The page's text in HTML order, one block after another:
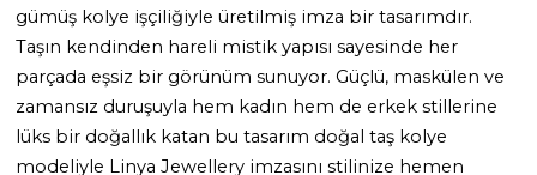
gümüş kolye işçiliğiyle üretilmiş imza bir tasarımdır.
Taşın kendinden hareli mistik yapısı sayesinde her
parçada eşsiz bir görünüm sunuyor. Güçlü, maskülen ve
zamansız duruşuyla hem kadın hem de erkek stillerine
lüks bir doğallık katan bu tasarım doğal taş kolye
modeliyle Linya Jewellery imzasını stilinize hemen